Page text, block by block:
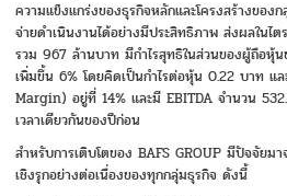
ความแข็งแกร่งของธุรกิจหลักและโครงสร้างขอ
จ่ายดำเนินงานได้อย่างมีประสิทธิภาพ ส่งผลในไ
รวม 967 ล้านบาท มีกำไรสุทธิในส่วนของผู้ถือหุ้
เพิ่มขึ้น 6% โดยคิดเป็นกำไรต่อหุ้น 0.22 บาท แ
Margin) อยู่ที่ 14% และมี EBITDA จำนวน
เวลาเดียวกันของปีก่อน
สำหรับการเติบโตของ BAFS GROUP มีปัจจัยม
เชิงรุกอย่างต่อเนื่องของทุกกลุ่มธุรกิจ ดังนี้